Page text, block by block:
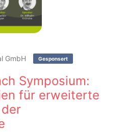
GmbH Gesponsert
Symposium:
für erweiterte